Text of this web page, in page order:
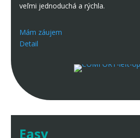
veľmi jednoduchá a rýchla.
Mám záujem
Detail
Easy